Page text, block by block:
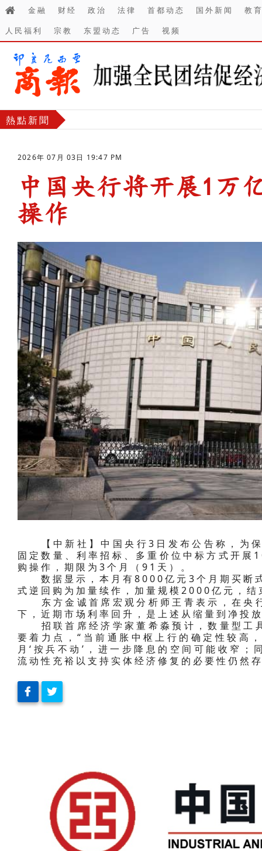
金融 财经 政治 法律 首都动态 国外新闻
教
人民福利
宗教 东盟动态 广告 视频
熱點新聞
2026年 07月 03日 19:47 PM
中国央行将开展1万
操作
【中新社】中国央行3日发布公告称，为
固定数量、利率招标、多重价位中标方式开
购操作，期限为3个月（91天）。
数据显示，本月有8000亿元3个月期买断
式逆回购为加量续作，加量规模2000亿元，
东方金诚首席宏观分析师王青表示，在央
下，近期市场利率回升，是上述从缩量到净投
招联首席经济学家董希淼预计，数量型工
要着力点，“当前通胀中枢上行的确定性较高
月‘按兵不动’，进一步降息的空间可能收窄
流动性充裕以支持实体经济修复的必要性仍然